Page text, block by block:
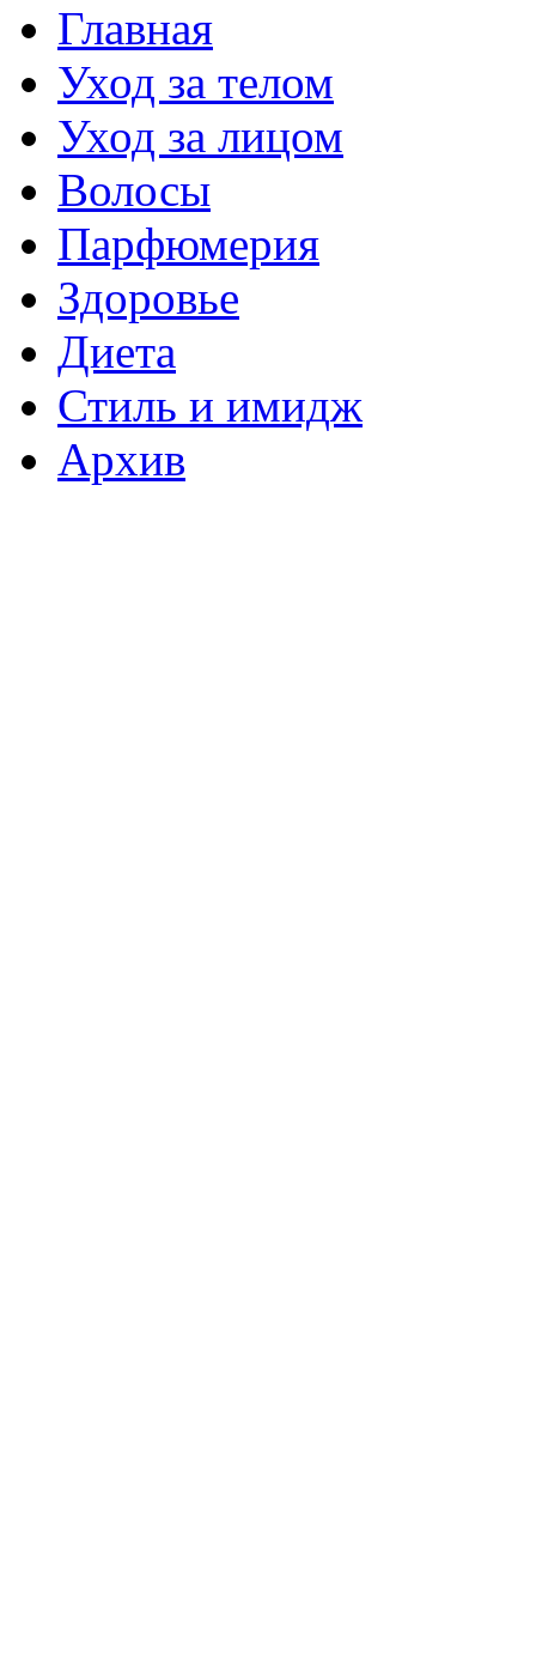
Главная
Уход за телом
Уход за лицом
Волосы
Парфюмерия
Здоровье
Диета
Стиль и имидж
Архив